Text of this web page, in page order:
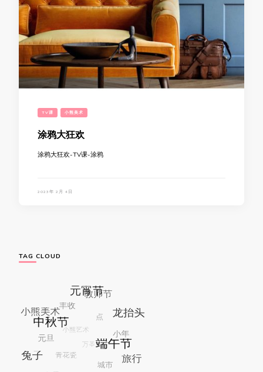
TV课 小熊美术
涂鸦大狂欢
涂鸦大狂欢-TV课-涂鸦
2023年 2月 4日
TAG CLOUD